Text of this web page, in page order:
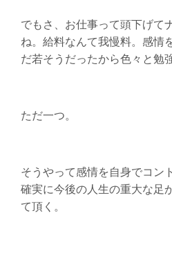
でもさ、お仕事って頭下げて
ね。給料なんて我慢料。感情
だ若そうだったから色々と勉
ただ一つ。
そうやって感情を自身でコン
確実に今後の人生の重大な足
て頂く。